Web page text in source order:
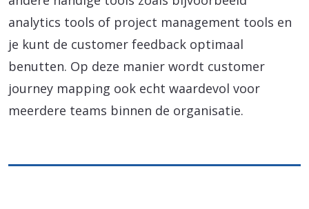
analytics tools of project management tools en
je kunt de customer feedback optimaal
benutten. Op deze manier wordt customer
journey mapping ook echt waardevol voor
meerdere teams binnen de organisatie.